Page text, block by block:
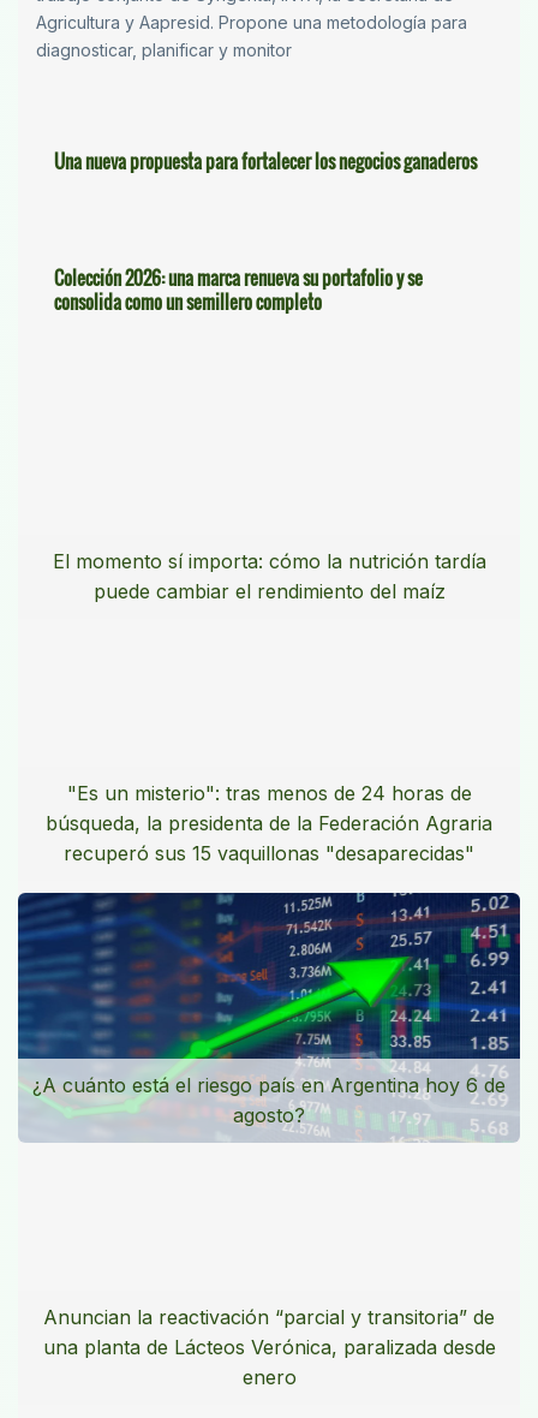
Agricultura y Aapresid. Propone una metodología para
diagnosticar, planificar y monitor
Una nueva propuesta para fortalecer los negocios ganaderos
Colección 2026: una marca renueva su portafolio y se
consolida como un semillero completo
El momento sí importa: cómo la nutrición tardía
puede cambiar el rendimiento del maíz
"Es un misterio": tras menos de 24 horas de
búsqueda, la presidenta de la Federación Agraria
recuperó sus 15 vaquillonas "desaparecidas"
¿A cuánto está el riesgo país en Argentina hoy 6 de
agosto?
Anuncian la reactivación “parcial y transitoria” de
una planta de Lácteos Verónica, paralizada desde
enero